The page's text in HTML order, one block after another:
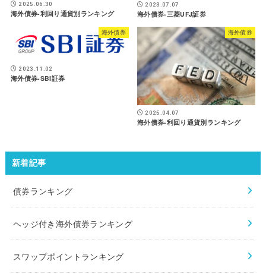
2025.06.30
海外債券-利回り通貨別ランキング
2023.07.07
海外債券-三菱UFJ証券
海外債券
2023.11.02
海外債券-SBI証券
海外債券
2025.04.07
海外債券-利回り通貨別ランキング
新着記事
債券ランキング
ヘッジ付き海外債券ランキング
スワップポイントランキング